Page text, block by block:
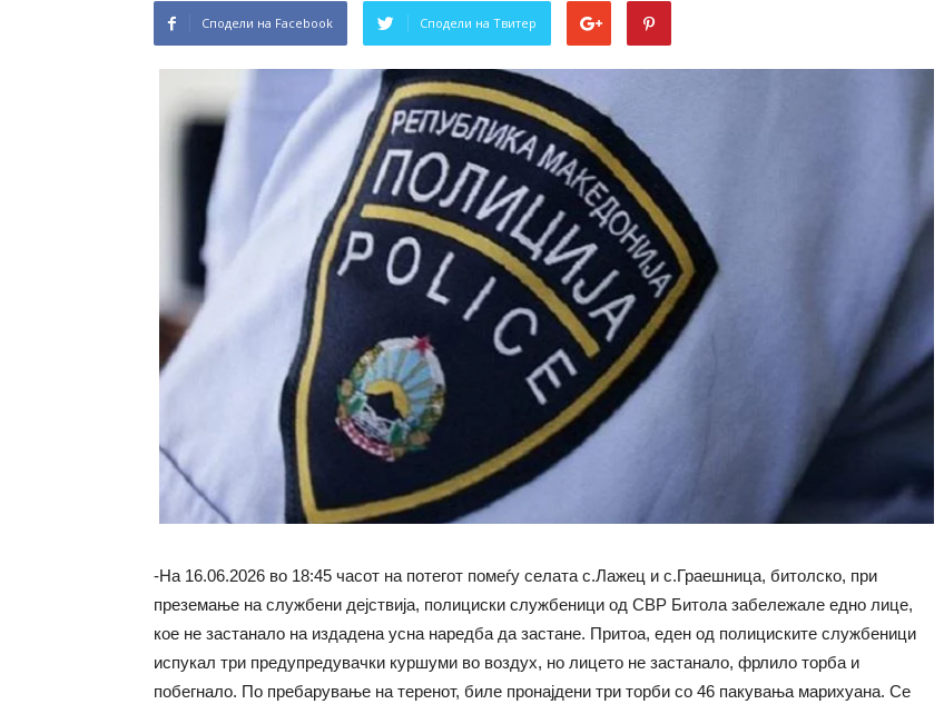
Сподели на Facebook Сподели на Твитер
-На 16.06.2026 во 18:45 часот на потегот помеѓу селата с.Лажец и с.Граешница, битолско, при
преземање на службени дејствија, полициски службеници од СВР Битола забележале едно лице,
кое не застанало на издадена усна наредба да застане. Притоа, еден од полициските службеници
испукал три предупредувачки куршуми во воздух, но лицето не застанало, фрлило торба и
побегнало. По пребарување на теренот, биле пронајдени три торби со 46 пакувања марихуана. Се